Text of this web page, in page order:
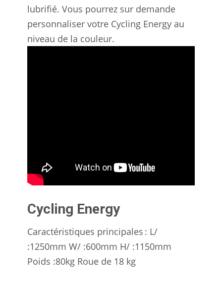
lubrifié. Vous pourrez sur demande
personnaliser votre Cycling Energy au
niveau de la couleur.
Cycling Energy
Caractéristiques principales : L/
:1250mm W/ :600mm H/ :1150mm
Poids :80kg Roue de 18 kg